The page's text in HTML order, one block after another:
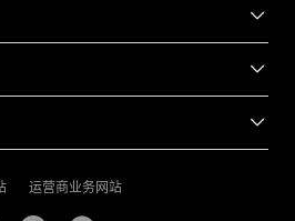
运营商业务网站